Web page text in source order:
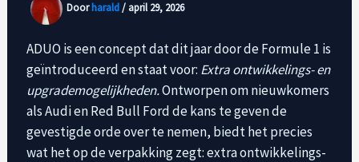
Doorharald/ april 29, 2026
ADUO is een concept dat dit jaar door de Formule 1 is
geïntroduceerd en staat voor: Extra ontwikkelings- en
upgrademogelijkheden.Ontworpen om nieuwkomers
als Audi en Red Bull Ford de kans te geven de
gevestigde orde over te nemen, biedt het precies
wat het op de verpakking zegt: extra ontwikkelings-